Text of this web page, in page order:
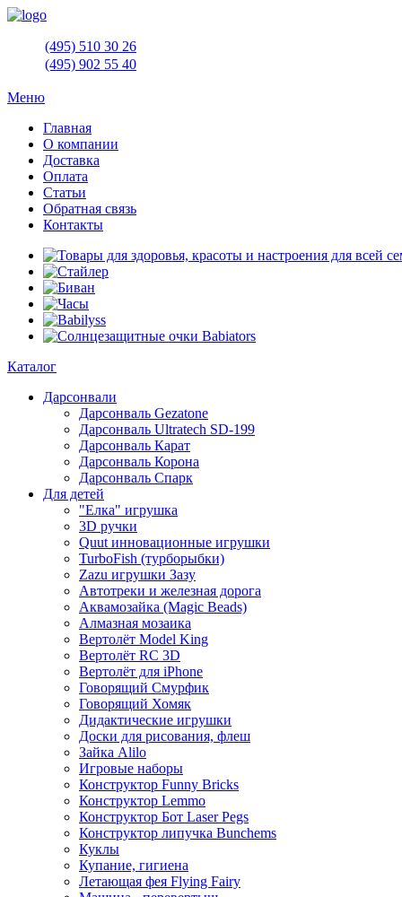
(495) 510 30 26
(495) 902 55 40
Меню
Главная
О компании
Доставка
Оплата
Статьи
Обратная связь
Контакты
Каталог
Дарсонвали
Дарсонваль Gezatone
Дарсонваль Ultratech SD-199
Дарсонваль Карат
Дарсонваль Корона
Дарсонваль Спарк
Для детей
"Елка" игрушка
3D ручки
Quut инновационные игрушки
TurboFish (турборыбки)
Zazu игрушки Зазу
Автотреки и железная дорога
Аквамозайка (Magic Beads)
Алмазная мозаика
Вертолёт Model King
Вертолёт RC 3D
Вертолёт для iPhone
Говорящий Смурфик
Говорящий Хомяк
Дидактические игрушки
Доски для рисования, флеш
Зайка Alilo
Игровые наборы
Конструктор Funny Bricks
Конструктор Lemmo
Конструктор Бот Laser Pegs
Конструктор липучка Bunchems
Куклы
Купание, гигиена
Летающая фея Flying Fairy